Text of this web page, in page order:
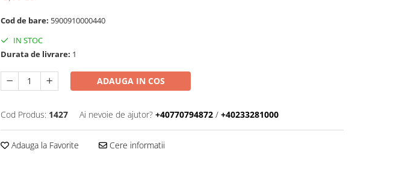
Cod de bare: 5900910000440
IN STOC
Durata de livrare: 1
ADAUGA IN COS
Cod Produs: 1427 Ai nevoie de ajutor? +40770794872 / +40233281000
Adauga la Favorite Cere informatii